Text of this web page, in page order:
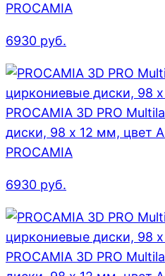
PROCAMIA
6930 руб.
PROCAMIA 3D PRO
диски, 98 х 12 мм, цвет
PROCAMIA
6930 руб.
PROCAMIA 3D PRO